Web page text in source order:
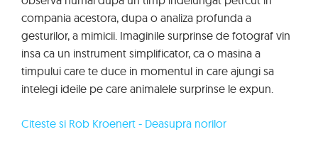
compania acestora, dupa o analiza profunda a
gesturilor, a mimicii. Imaginile surprinse de fotograf vin
insa ca un instrument simplificator, ca o masina a
timpului care te duce in momentul in care ajungi sa
intelegi ideile pe care animalele surprinse le expun.
Citeste si Rob Kroenert - Deasupra norilor